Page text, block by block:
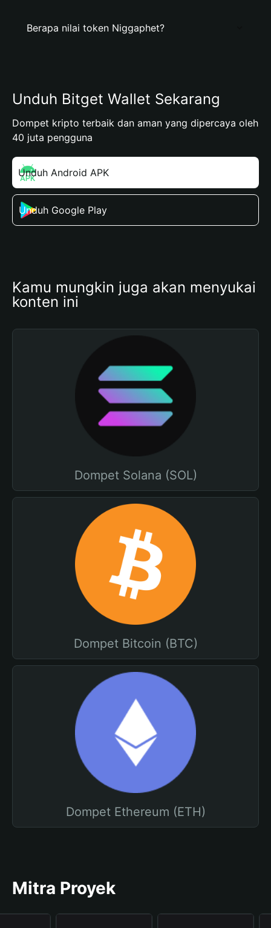
Berapa nilai token Niggaphet?
Unduh Bitget Wallet Sekarang
Dompet kripto terbaik dan aman yang dipercaya oleh
40 juta pengguna
Unduh Android APK
Unduh Google Play
Kamu mungkin juga akan menyukai
konten ini
Dompet Solana (SOL)
Dompet Bitcoin (BTC)
Dompet Ethereum (ETH)
Mitra Proyek